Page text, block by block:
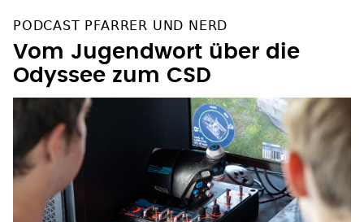
PODCAST PFARRER UND NERD
Vom Jugendwort über die
Odyssee zum CSD